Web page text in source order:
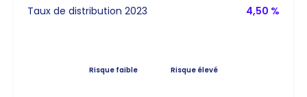
Taux de distribution 2023 4,50 %
Risque faible Risque élevé